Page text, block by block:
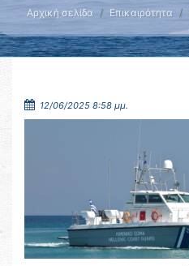
Αρχική σελίδα Επικαιρότητα
12/06/2025 8:58 μμ.